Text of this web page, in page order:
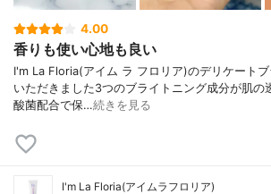
4.00
香りも使い心地も良い
I'm La Floria(アイム ラ フロリア)のデリケート
いただきました3つのブライトニング成分が肌の
酸菌配合で保…続きを見る
I'm La Floria(アイムラフロリア)